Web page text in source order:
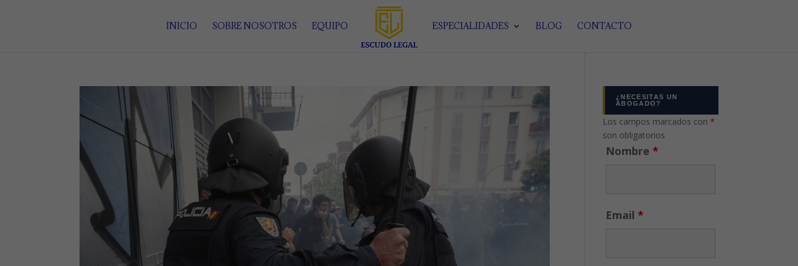
INICIO SOBRE NOSOTROS EQUIPO ESPECIALIDADES BLOG CONTACTO
¿NECESITAS UN
ABOGADO?
Los campos marcados con*
son obligatorios
Nombre*
Email*